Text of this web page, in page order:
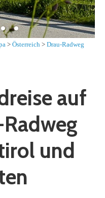
> Österreich > Drau-Radweg
auf
und